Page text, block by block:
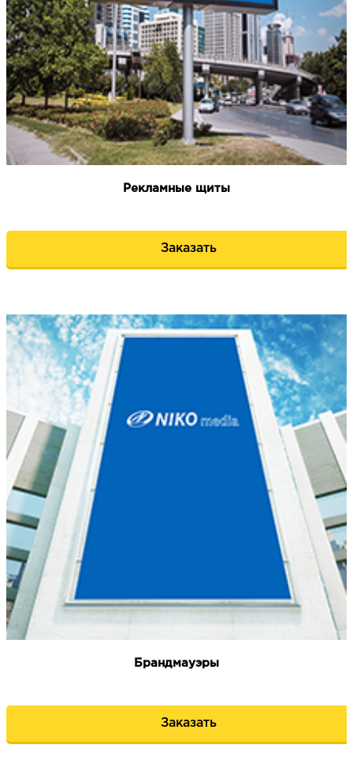
НАПИСАТЬ НАМ
Рекламные щиты
Заказать
Брандмауэры
Заказать